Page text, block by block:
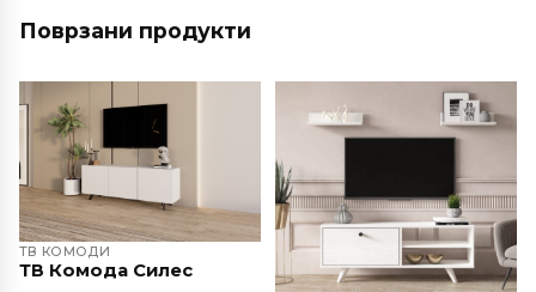
Поврзани продукти
ТВ КОМОДИ
ТВ Комода Силес